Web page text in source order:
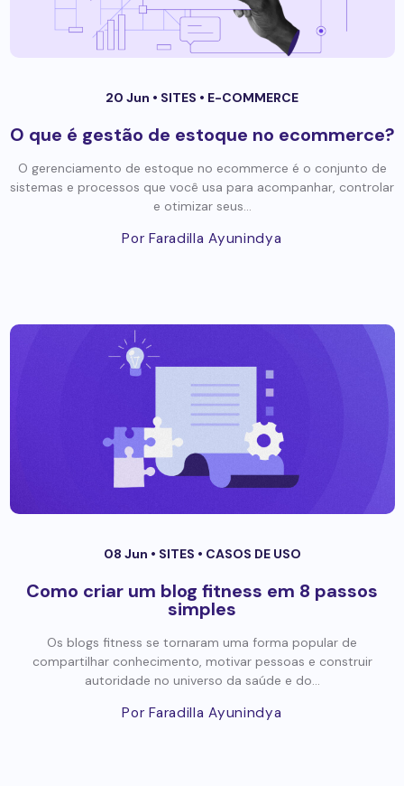
20 Jun • SITES • E-COMMERCE
O que é gestão de estoque no ecommerce?
O gerenciamento de estoque no ecommerce é o conjunto de
sistemas e processos que você usa para acompanhar, controlar
e otimizar seus...
Por Faradilla Ayunindya
08 Jun • SITES • CASOS DE USO
Como criar um blog fitness em 8 passos
simples
Os blogs fitness se tornaram uma forma popular de
compartilhar conhecimento, motivar pessoas e construir
autoridade no universo da saúde e do...
Por Faradilla Ayunindya